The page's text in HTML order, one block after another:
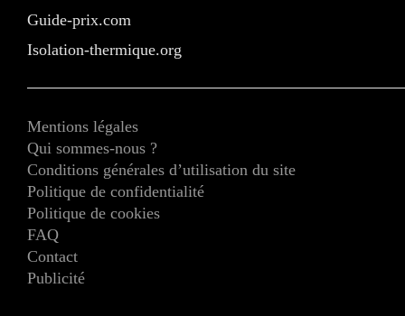
Guide-prix.com
Isolation-thermique.org
Mentions légales
Qui sommes-nous ?
Conditions générales d’utilisation du site
Politique de confidentialité
Politique de cookies
FAQ
Contact
Publicité